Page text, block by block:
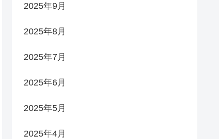
2025年9月
2025年8月
2025年7月
2025年6月
2025年5月
2025年4月